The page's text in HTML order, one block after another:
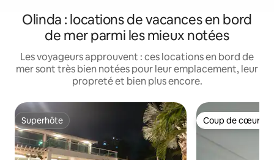
Olinda : locations de vacances en bord
de mer parmi les mieux notées
Les voyageurs approuvent : ces locations en bord de
mer sont très bien notées pour leur emplacement, leur
propreté et bien plus encore.
Superhôte
Superhôte Coup de cœur
Coup de cœur